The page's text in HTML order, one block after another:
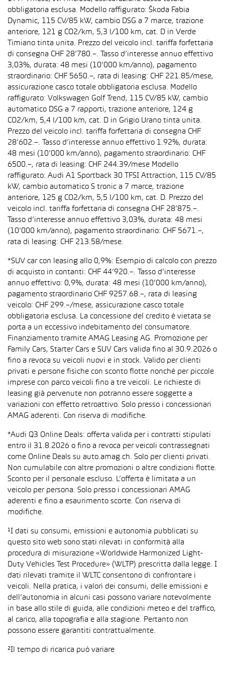
obbligatoria esclusa. Modello raffigurato: Škoda Fabia
Dynamic, 115 CV/85 kW, cambio DSG a 7 marce, trazione
anteriore, 121 g CO2/km, 5,3 l/100 km, cat. D in Verde
Timiano tinta unita. Prezzo del veicolo incl. tariffa forfettaria
di consegna CHF 28’780.–. Tasso d’interesse annuo effettivo
3,03%, durata: 48 mesi (10’000 km/anno), pagamento
straordinario: CHF 5650.–, rata di leasing: CHF 221.85/mese,
assicurazione casco totale obbligatoria esclusa. Modello
raffigurato: Volkswagen Golf Trend, 115 CV/85 kW, cambio
automatico DSG a 7 rapporti, trazione anteriore, 124 g
CO2/km, 5,4 l/100 km, cat. D in Grigio Urano tinta unita.
Prezzo del veicolo incl. tariffa forfettaria di consegna CHF
28’602.–. Tasso d’interesse annuo effettivo 1.92%, durata:
48 mesi (10’000 km/anno), pagamento straordinario: CHF
6500.–, rata di leasing: CHF 244.39/mese Modello
raffigurato: Audi A1 Sportback 30 TFSI Attraction, 115 CV/85
kW, cambio automatico S tronic a 7 marce, trazione
anteriore, 125 g CO2/km, 5,5 l/100 km, cat. D. Prezzo del
veicolo incl. tariffa forfettaria di consegna CHF 28’875.–.
Tasso d’interesse annuo effettivo 3,03%, durata: 48 mesi
(10’000 km/anno), pagamento straordinario: CHF 5671.–,
rata di leasing: CHF 213.58/mese.
*SUV car con leasing allo 0,9%: Esempio di calcolo con prezzo
di acquisto in contanti: CHF 44’920.–. Tasso d’interesse
annuo effettivo: 0,9%, durata: 48 mesi (10’000 km/anno),
pagamento straordinario CHF 9257.68.–, rata di leasing
veicolo: CHF 299.–/mese, assicurazione casco totale
obbligatoria esclusa. La concessione del credito è vietata se
porta a un eccessivo indebitamento del consumatore.
Finanziamento tramite AMAG Leasing AG. Promozione per
Family Cars, Starter Cars e SUV Cars valida fino al 30.9.2026 o
fino a revoca su veicoli nuovi e in stock. Valido per clienti
privati e persone fisiche con sconto flotte nonché per piccole
imprese con parco veicoli fino a tre veicoli. Le richieste di
leasing già pervenute non potranno essere soggette a
variazioni con effetto retroattivo. Solo presso i concessionari
AMAG aderenti. Con riserva di modifiche.
*Audi Q3 Online Deals: offerta valida per i contratti stipulati
entro il 31.8.2026 o fino a revoca per veicoli contrassegnati
come Online Deals su auto.amag.ch. Solo per clienti privati.
Non cumulabile con altre promozioni o altre condizioni flotte.
Sconto per il personale escluso. L’offerta è limitata a un
veicolo per persona. Solo presso i concessionari AMAG
aderenti e fino a esaurimento scorte. Con riserva di
modifiche.
¹I dati su consumi, emissioni e autonomia pubblicati su
questo sito web sono stati rilevati in conformità alla
procedura di misurazione «Worldwide Harmonized Light-
Duty Vehicles Test Procedure» (WLTP) prescritta dalla legge. I
dati rilevati tramite il WLTC consentono di confrontare i
veicoli. Nella pratica, i valori dei consumi, delle emissioni e
dell’autonomia in alcuni casi possono variare notevolmente
in base allo stile di guida, alle condizioni meteo e del traffico,
al carico, alla topografia e alla stagione. Pertanto non
possono essere garantiti contrattualmente.
²Il tempo di ricarica può variare